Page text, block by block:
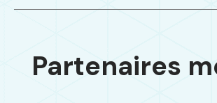
Partenaires